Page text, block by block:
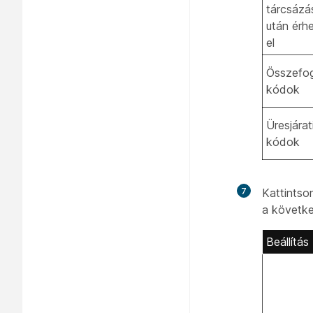
után
el
kódok
kódok
7
a
Beállítás